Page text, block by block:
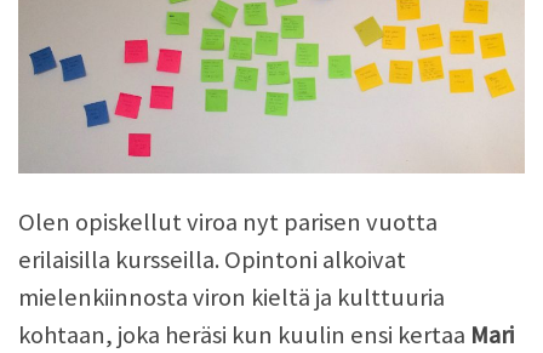
Olen opiskellut viroa nyt parisen vuotta
erilaisilla kursseilla. Opintoni alkoivat
mielenkiinnosta viron kieltä ja kulttuuria
kohtaan, joka heräsi kun kuulin ensi kertaa Mari